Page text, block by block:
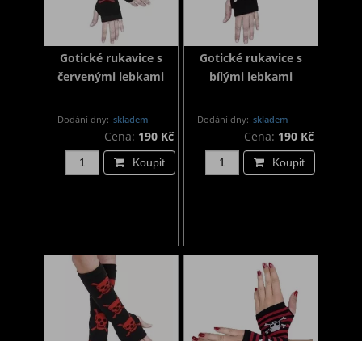
Gotické rukavice s
červenými lebkami
Dodání dny: skladem
Cena: 190 Kč
Koupit
Gotické rukavice s
bílými lebkami
Dodání dny: skladem
Cena: 190 Kč
Koupit